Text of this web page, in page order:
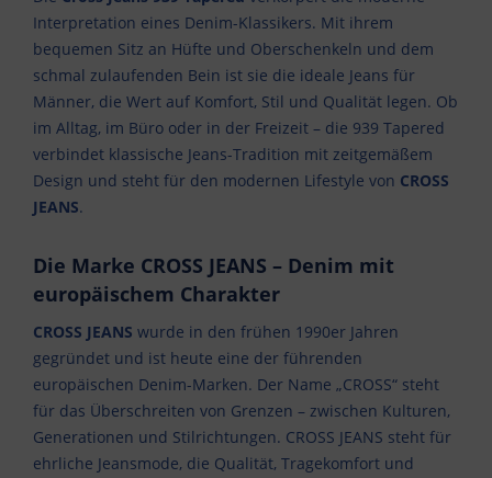
Interpretation eines Denim-Klassikers. Mit ihrem
bequemen Sitz an Hüfte und Oberschenkeln und dem
schmal zulaufenden Bein ist sie die ideale Jeans für
Männer, die Wert auf Komfort, Stil und Qualität legen. Ob
im Alltag, im Büro oder in der Freizeit – die 939 Tapered
verbindet klassische Jeans-Tradition mit zeitgemäßem
Design und steht für den modernen Lifestyle von CROSS
JEANS.
Die Marke CROSS JEANS – Denim mit
europäischem Charakter
CROSS JEANS wurde in den frühen 1990er Jahren
gegründet und ist heute eine der führenden
europäischen Denim-Marken. Der Name „CROSS“ steht
für das Überschreiten von Grenzen – zwischen Kulturen,
Generationen und Stilrichtungen. CROSS JEANS steht für
ehrliche Jeansmode, die Qualität, Tragekomfort und